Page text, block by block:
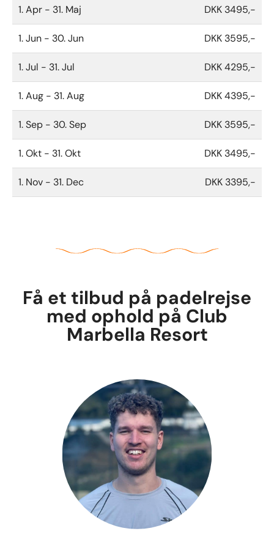
1. Apr - 31. Maj DKK 3495,-
1. Jun - 30. Jun DKK 3595,-
1. Jul - 31. Jul DKK 4295,-
1. Aug - 31. Aug DKK 4395,-
1. Sep - 30. Sep DKK 3595,-
1. Okt - 31. Okt DKK 3495,-
1. Nov - 31. Dec DKK 3395,-
Få et tilbud på padelrejse
med ophold på Club
Marbella Resort